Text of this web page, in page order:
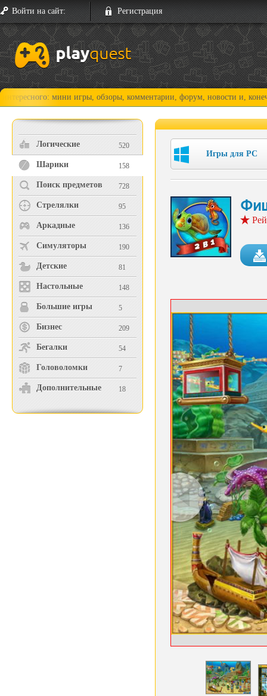
Войти на сайт: Регистрация
мини игры, обзоры, комментарии, форум, новости и, конечно,
Логические 520
Шарики 158
Поиск предметов 728
Стрелялки 95
Аркадные 136
Симуляторы 190
Детские 81
Настольные 148
Большие игры 5
Бизнес 209
Бегалки 54
Головоломки 7
Дополнительные 18
Игры для PC